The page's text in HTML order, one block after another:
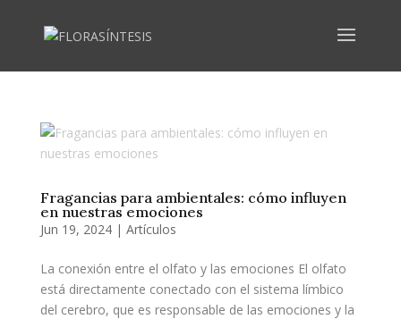
Fragancias para ambientales: cómo influyen
en nuestras emociones
Jun 19, 2024| Artículos
La conexión entre el olfato y las emociones El olfato
está directamente conectado con el sistema límbico
del cerebro, que es responsable de las emociones y la